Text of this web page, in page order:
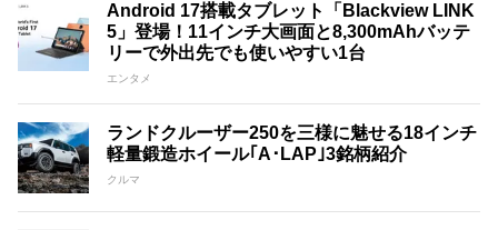
Android 17搭載タブレット「Blackview LINK
5」登場！11インチ大画面と8,300mAhバッテ
リーで外出先でも使いやすい1台
エンタメ
ランドクルーザー250を三様に魅せる18インチ
軽量鍛造ホイール｢A･LAP｣3銘柄紹介
クルマ